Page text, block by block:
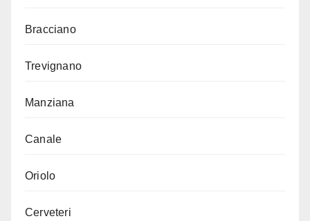
Bracciano
Trevignano
Manziana
Canale
Oriolo
Cerveteri